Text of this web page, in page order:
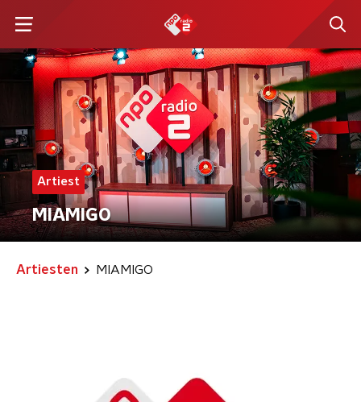
Artiest
MIAMIGO
Artiesten MIAMIGO